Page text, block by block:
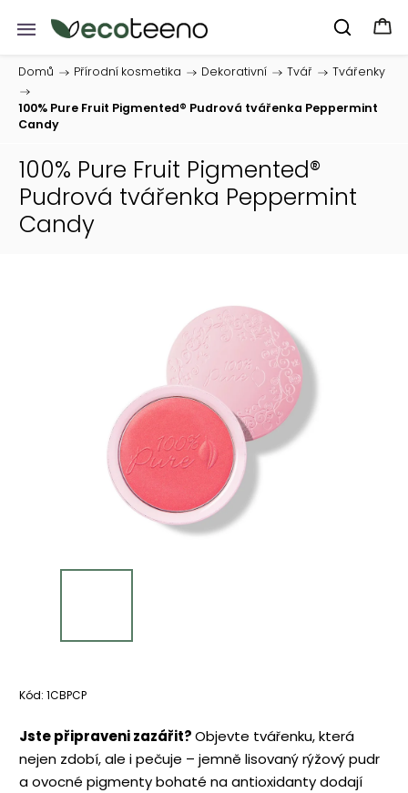
Domů / Přírodní kosmetika / Dekorativní / Tvář /
Tvářenky
/
100% Pure Fruit Pigmented® Pudrová tvářenka Peppermint
Candy
100% Pure Fruit Pigmented®
Pudrová tvářenka Peppermint
Candy
Kód: 1CBPCP
Jste připraveni zazářit?Objevte tvářenku, která
nejen zdobí, ale i pečuje – jemně lisovaný rýžový pudr
a ovocné pigmenty bohaté na antioxidanty dodají